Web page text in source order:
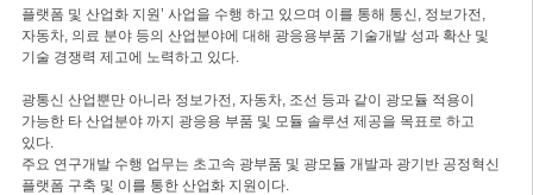
플랫폼 및 산업화 지원’ 사업을 수행 하고 있으며 이를 통해 통신, 정보가전,
자동차, 의료 분야 등의 산업분야에 대해 광응용부품 기술개발 성과 확산 및
기술 경쟁력 제고에 노력하고 있다.
광통신 산업뿐만 아니라 정보가전, 자동차, 조선 등과 같이 광모듈 적용이
가능한 타 산업분야 까지 광응용 부품 및 모듈 솔루션 제공을 목표로 하고
있다.
주요 연구개발 수행 업무는 초고속 광부품 및 광모듈 개발과 광기반 공정혁신
플랫폼 구축 및 이를 통한 산업화 지원이다.